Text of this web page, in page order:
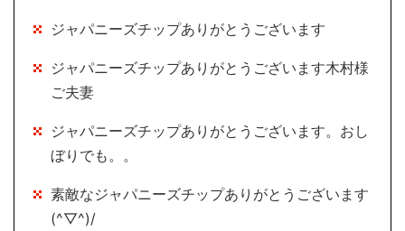
ジャパニーズチップありがとうございます
ジャパニーズチップありがとうございます木村様
ご夫妻
ジャパニーズチップありがとうございます。おし
ぼりでも。。
素敵なジャパニーズチップありがとうございます
(^▽^)/